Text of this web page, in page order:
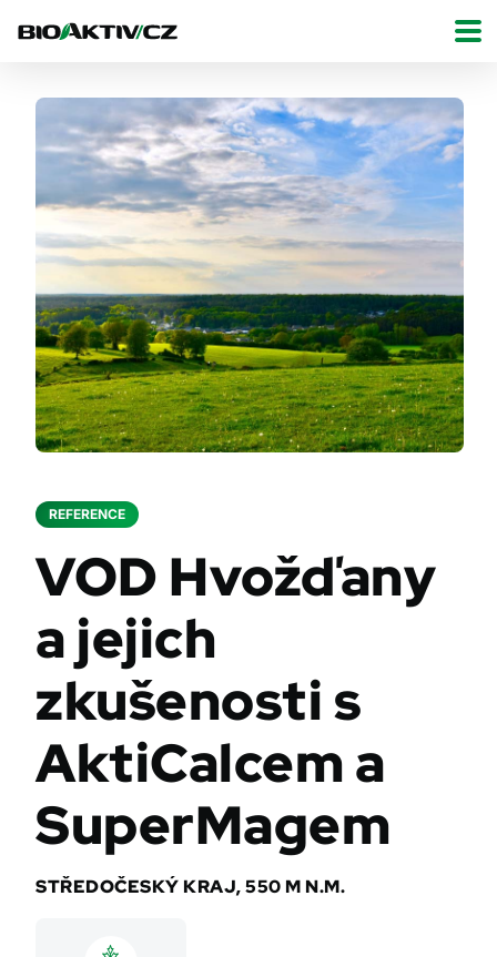
REFERENCE
VOD Hvožďany
a jejich
zkušenosti s
AktiCalcem a
SuperMagem
STŘEDOČESKÝ KRAJ, 550 M N.M.